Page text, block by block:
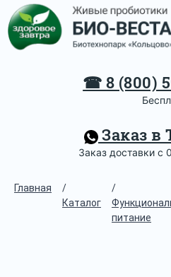
☎8 (800)
Заказ в
Заказ доставки с
Главная
/
Каталог
/
питание